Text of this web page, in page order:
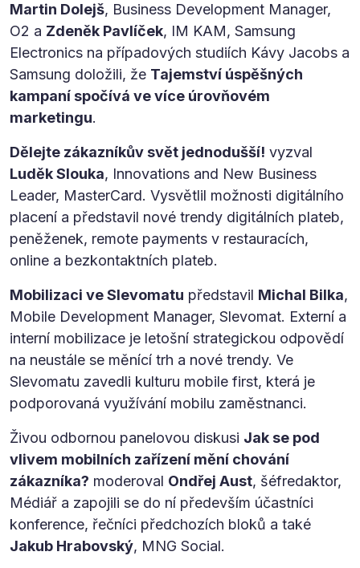
Martin Dolejš, Business Development Manager,
O2 a Zdeněk Pavlíček, IM KAM, Samsung
Electronics na případových studiích Kávy Jacobs a
Samsung doložili, že Tajemství úspěšných
kampaní spočívá ve více úrovňovém
marketingu.
Dělejte zákazníkův svět jednodušší! vyzval
Luděk Slouka, Innovations and New Business
Leader, MasterCard. Vysvětlil možnosti digitálního
placení a představil nové trendy digitálních plateb,
peněženek, remote payments v restauracích,
online a bezkontaktních plateb.
Mobilizaci ve Slevomatu představil Michal Bilka,
Mobile Development Manager, Slevomat. Externí a
interní mobilizace je letošní strategickou odpovědí
na neustále se měnící trh a nové trendy. Ve
Slevomatu zavedli kulturu mobile first, která je
podporovaná využívání mobilu zaměstnanci.
Živou odbornou panelovou diskusi Jak se pod
vlivem mobilních zařízení mění chování
zákazníka? moderoval Ondřej Aust, šéfredaktor,
Médiář a zapojili se do ní především účastníci
konference, řečníci předchozích bloků a také
Jakub Hrabovský, MNG Social.